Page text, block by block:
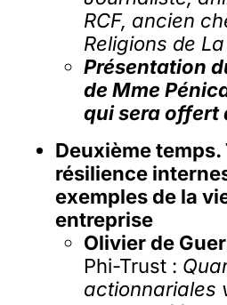
RCF, ancien
Religions de
Présentation
de Mme
qui sera offert
Deuxième
résilience
exemples de la
entreprise
Olivier de
Phi-Trust :
actionnariales